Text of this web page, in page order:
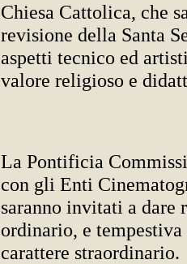
Chiesa Cattolica, che
revisione della Santa
aspetti tecnico ed
valore religioso e
La Pontificia
con gli Enti
saranno invitati a dare
ordinario, e
carattere straordinario.